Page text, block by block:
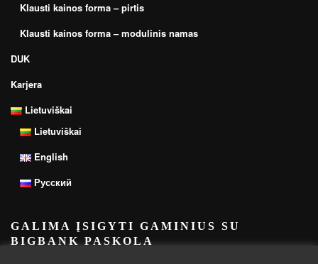
Klausti kainos forma – pirtis
Klausti kainos forma – modulinis namas
DUK
Karjera
Lietuviškai
Lietuviškai
English
Русский
GALIMA ĮSIGYTI GAMINIUS SU
BIGBANK PASKOLA